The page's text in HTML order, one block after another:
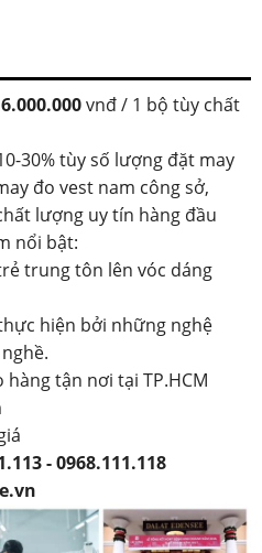
vnđ / 1 bộ tùy chất
30% tùy số lượng đặt may
đo vest nam công sở,
lượng uy tín hàng đầu
nổi bật:
trung tôn lên vóc dáng
hiện bởi những nghệ
tận nơi tại TP.HCM
- 0968.111.118